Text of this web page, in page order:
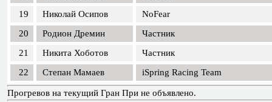
19
Николай Осипов
NoFear
20
Родион Дремин
Частник
21
Никита Хоботов
Частник
22
Степан Мамаев iSpring Racing Team
Прогревов на текущий Гран При не объявлено.